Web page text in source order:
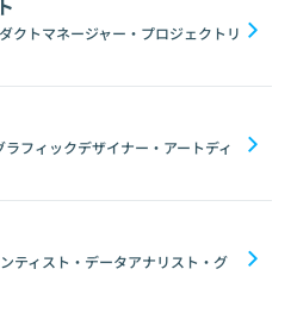
クトマネージャー・プロジェクトリ
フィックデザイナー・アートディ
ティスト・データアナリスト・グ